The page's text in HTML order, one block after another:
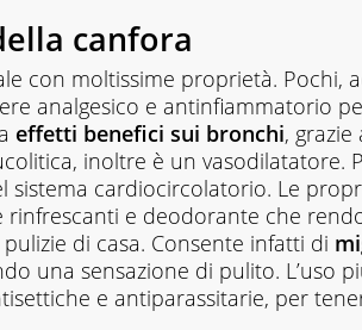
canfora
con moltissime proprietà. Pochi,
analgesico e antinfiammatorio
effetti benefici sui bronchi, grazie
inoltre è un vasodilatatore.
sistema cardiocircolatorio. Le
e deodorante che
di casa. Consente infatti di
una sensazione di pulito. L’uso
e antiparassitarie, per